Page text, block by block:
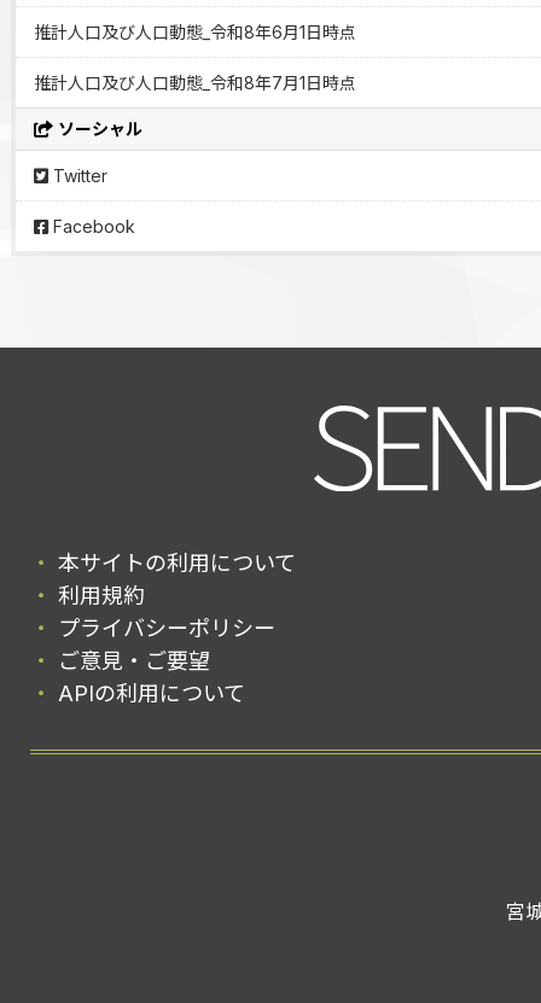
推計人口及び人口動態_令和8年6月1日時点
推計人口及び人口動態_令和8年7月1日時点
ソーシャル
Twitter
Facebook
本サイトの利用について
利用規約
プライバシーポリシー
ご意見・ご要望
APIの利用について
宮